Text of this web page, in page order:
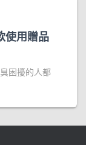
使用贈品
困擾的人都